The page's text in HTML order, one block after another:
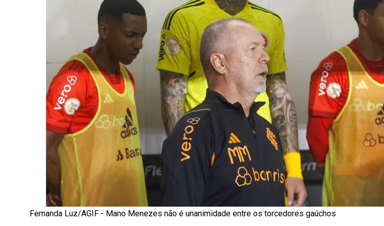
Fernanda Luz/AGIF - Mano Menezes não é unanimidade entre os torcedores gaúchos